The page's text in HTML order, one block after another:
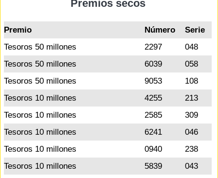
Premios secos
Premio Número
Serie
Tesoros 50 millones
2297
048
Tesoros 50 millones
6039
058
Tesoros 50 millones
9053
108
Tesoros 10 millones
4255
213
Tesoros 10 millones
2585
309
Tesoros 10 millones
6241
046
Tesoros 10 millones
0940
238
Tesoros 10 millones
5839
043